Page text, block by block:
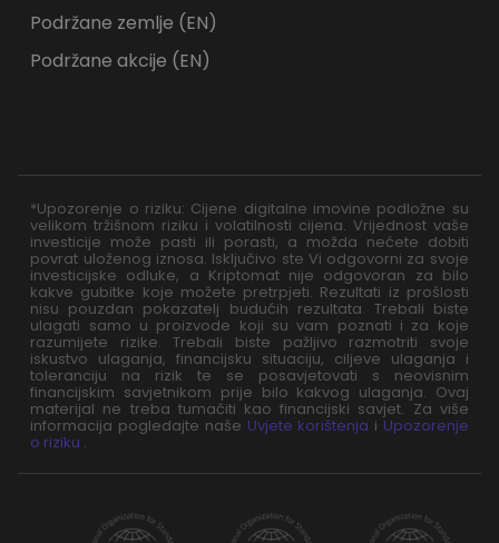
Podržane zemlje (EN)
Podržane akcije (EN)
*Upozorenje o riziku: Cijene digitalne imovine podložne su
velikom tržišnom riziku i volatilnosti cijena. Vrijednost vaše
investicije može pasti ili porasti, a možda nećete dobiti
povrat uloženog iznosa. Isključivo ste Vi odgovorni za svoje
investicijske odluke, a Kriptomat nije odgovoran za bilo
kakve gubitke koje možete pretrpjeti. Rezultati iz prošlosti
nisu pouzdan pokazatelj budućih rezultata. Trebali biste
ulagati samo u proizvode koji su vam poznati i za koje
razumijete rizike. Trebali biste pažljivo razmotriti svoje
iskustvo ulaganja, financijsku situaciju, ciljeve ulaganja i
toleranciju na rizik te se posavjetovati s neovisnim
financijskim savjetnikom prije bilo kakvog ulaganja. Ovaj
materijal ne treba tumačiti kao financijski savjet. Za više
informacija pogledajte naše Uvjete korištenja i Upozorenje
o riziku .